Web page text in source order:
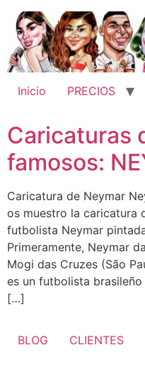
contenido
Inicio PRECIOS
Caricaturas
famosos:
Caricatura de Neymar
os muestro la caricatura
futbolista Neymar
Primeramente, Neymar
Mogi das Cruzes (São
es un futbolista
[…]
BLOG CLIENTES